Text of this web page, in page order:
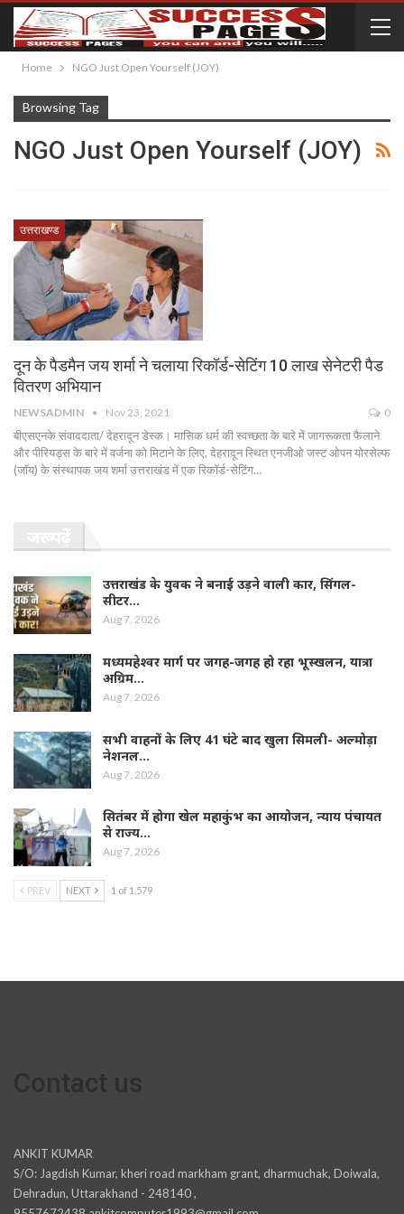
Home NGO Just Open Yourself (JOY)
Browsing Tag
NGO Just Open Yourself (JOY)
उत्तराखण्ड
दून के पैडमैन जय शर्मा ने चलाया रिकॉर्ड-सेटिंग 10 लाख सेनेटरी पैड
वितरण अभियान
NEWSADMIN Nov 23, 2021 0
बीएसएनके संवाददाता/ देहरादून डेस्क। मासिक धर्म की स्वच्छता के बारे में जागरूकता फैलाने
और पीरियड्स के बारे में वर्जना को मिटाने के लिए, देहरादून स्थित एनजीओ जस्ट ओपन योरसेल्फ
(जॉय) के संस्थापक जय शर्मा उत्तराखंड में एक रिकॉर्ड-सेटिंग…
उत्तराखंड के युवक ने बनाई उड़ने वाली कार, सिंगल-
सीटर…
Aug 7, 2026
मध्यमहेश्वर मार्ग पर जगह-जगह हो रहा भूस्खलन, यात्रा
अग्रिम…
Aug 7, 2026
सभी वाहनों के लिए 41 घंटे बाद खुला सिमली- अल्मोड़ा
नेशनल…
Aug 7, 2026
सितंबर में होगा खेल महाकुंभ का आयोजन, न्याय पंचायत
से राज्य…
Aug 7, 2026
PREV NEXT 1 of 1,579
ANKIT KUMAR
S/O: Jagdish Kumar, kheri road markham grant, dharmuchak, Doiwala,
Dehradun, Uttarakhand - 248140 ,